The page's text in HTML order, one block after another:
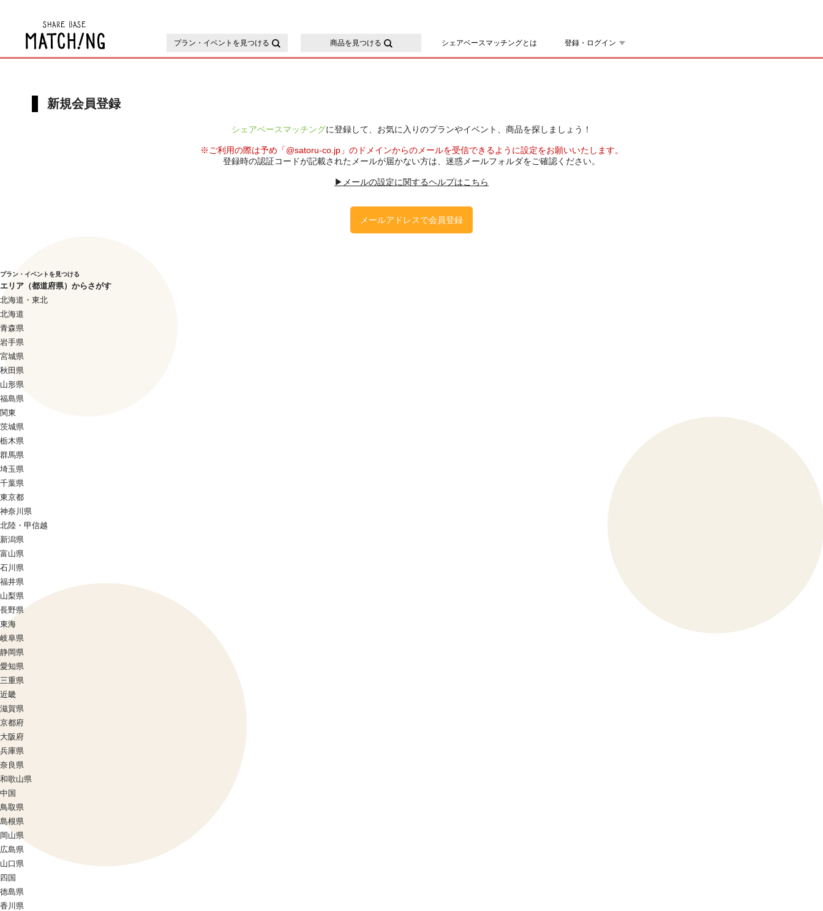
プラン・イベントを見つける 商品を見つける シェアベースマッチングとは 登録・ログイン
新規会員登録
シェアベースマッチングに登録して、お気に入りのプランやイベント、商品を探しましょう！
※ご利用の際は予め「@satoru-co.jp」のドメインからのメールを受信できるように設定をお願いいたします。
登録時の認証コードが記載されたメールが届かない方は、迷惑メールフォルダをご確認ください。
▶メールの設定に関するヘルプはこちら
メールアドレスで会員登録
プラン・イベントを見つける
エリア（都道府県）からさがす
北海道・東北
北海道
青森県
岩手県
宮城県
秋田県
山形県
福島県
関東
茨城県
栃木県
群馬県
埼玉県
千葉県
東京都
神奈川県
北陸・甲信越
新潟県
富山県
石川県
福井県
山梨県
長野県
東海
岐阜県
静岡県
愛知県
三重県
近畿
滋賀県
京都府
大阪府
兵庫県
奈良県
和歌山県
中国
鳥取県
島根県
岡山県
広島県
山口県
四国
徳島県
香川県